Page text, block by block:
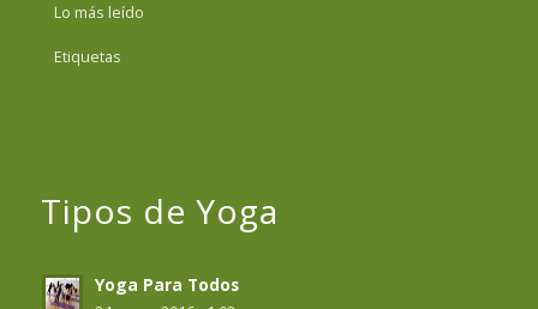
Lo más leído
Etiquetas
Tipos de Yoga
Yoga Para Todos